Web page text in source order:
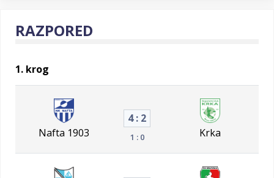
RAZPORED
1. krog
Nafta 1903
4 : 2
1 : 0 Krka